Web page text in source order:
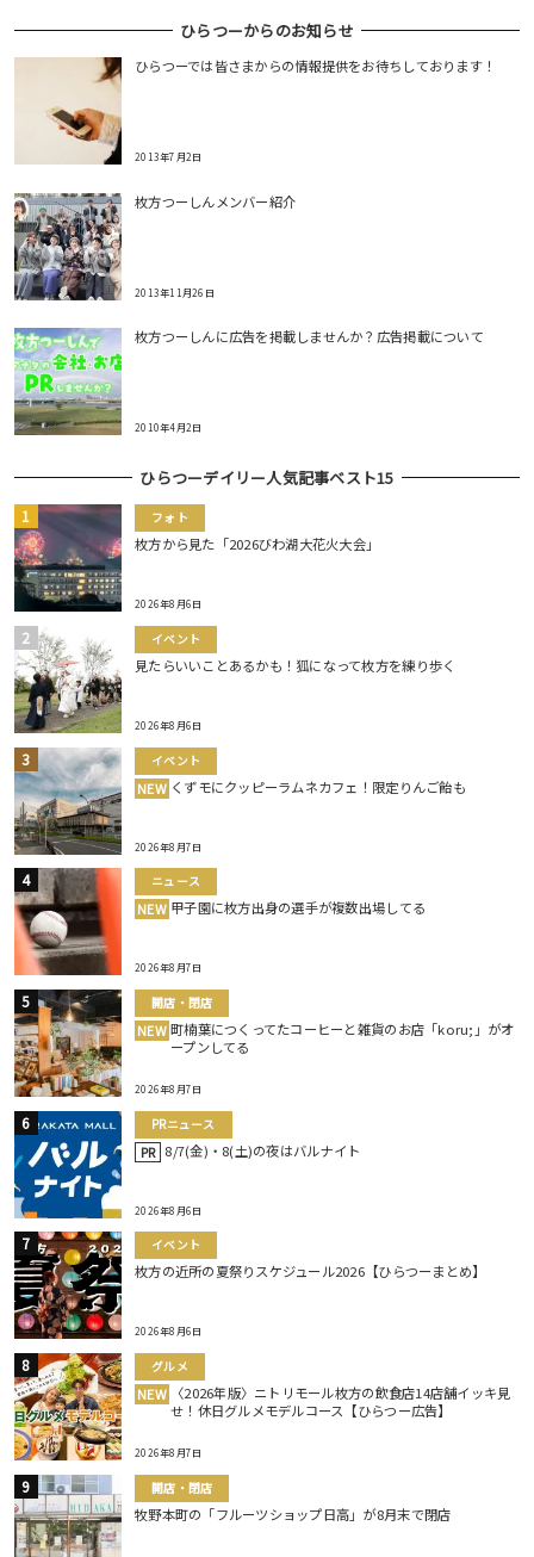
ひらつーからのお知らせ
ひらつーでは皆さまからの情報提供をお待ちしております！
2013年7月2日
枚方つーしんメンバー紹介
2013年11月26日
枚方つーしんに広告を掲載しませんか？広告掲載について
2010年4月2日
ひらつーデイリー人気記事ベスト15
フォト
枚方から見た「2026びわ湖大花火大会」
2026年8月6日
イベント
見たらいいことあるかも！狐になって枚方を練り歩く
2026年8月6日
イベント
NEW くずモにクッピーラムネカフェ！限定りんご飴も
2026年8月7日
ニュース
NEW 甲子園に枚方出身の選手が複数出場してる
2026年8月7日
開店・閉店
NEW 町楠葉につくってたコーヒーと雑貨のお店「koru;」がオ
ープンしてる
2026年8月7日
PRニュース
PR 8/7(金)・8(土)の夜はバルナイト
2026年8月6日
イベント
枚方の近所の夏祭りスケジュール2026【ひらつーまとめ】
2026年8月6日
グルメ
NEW 〈2026年版〉ニトリモール枚方の飲食店14店舗イッキ見
せ！休日グルメモデルコース【ひらつー広告】
2026年8月7日
開店・閉店
牧野本町の「フルーツショップ日高」が8月末で閉店